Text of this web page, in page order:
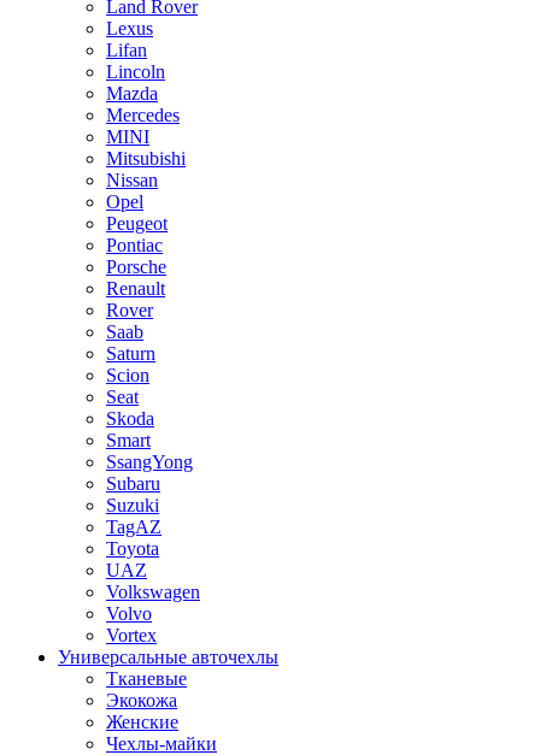
Land Rover
Lexus
Lifan
Lincoln
Mazda
Mercedes
MINI
Mitsubishi
Nissan
Opel
Peugeot
Pontiac
Porsche
Renault
Rover
Saab
Saturn
Scion
Seat
Skoda
Smart
SsangYong
Subaru
Suzuki
TagAZ
Toyota
UAZ
Volkswagen
Volvo
Vortex
Универсальные авточехлы
Тканевые
Экокожа
Женские
Чехлы-майки